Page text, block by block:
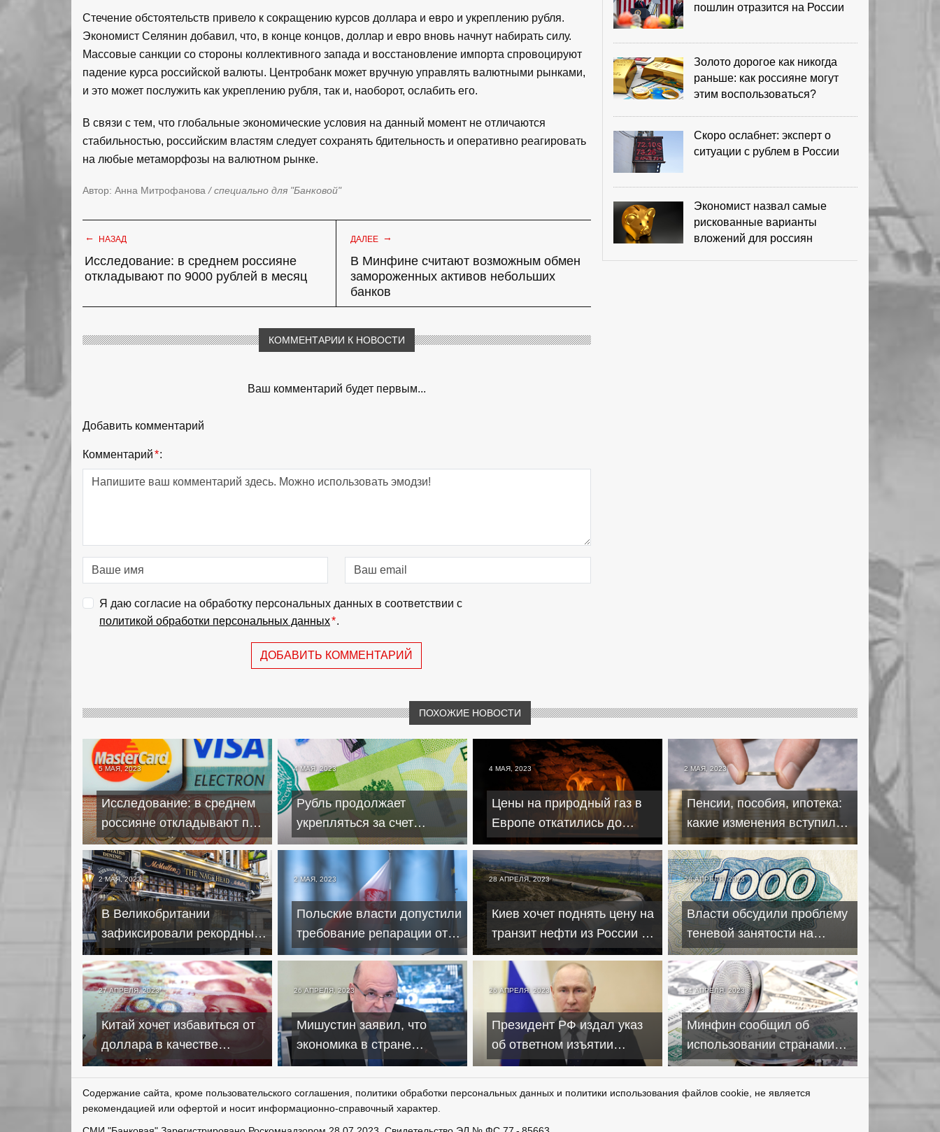
Стечение обстоятельств привело к сокращению курсов доллара и евро и укреплению рубля.
Экономист Селянин добавил, что, в конце концов, доллар и евро вновь начнут набирать силу.
Массовые санкции со стороны коллективного запада и восстановление импорта спровоцируют
падение курса российской валюты. Центробанк может вручную управлять валютными рынками,
и это может послужить как укреплению рубля, так и, наоборот, ослабить его.
В связи с тем, что глобальные экономические условия на данный момент не отличаются
стабильностью, российским властям следует сохранять бдительность и оперативно реагировать
на любые метаморфозы на валютном рынке.
Автор: Анна Митрофанова/ специально для "Банковой"
← НАЗАД
Исследование: в среднем россияне
откладывают по 9000 рублей в месяц
ДАЛЕЕ →
В Минфине считают возможным обмен
замороженных активов небольших
банков
КОММЕНТАРИИ К НОВОСТИ
Ваш комментарий будет первым...
Добавить комментарий
Комментарий*:
Я даю согласие на обработку персональных данных в соответствии с
политикой обработки персональных данных*.
ДОБАВИТЬ КОММЕНТАРИЙ
пошлин отразится на России
Золото дорогое как никогда
раньше: как россияне могут
этим воспользоваться?
Скоро ослабнет: эксперт о
ситуации с рублем в России
Экономист назвал самые
рискованные варианты
вложений для россиян
ПОХОЖИЕ НОВОСТИ
5 МАЯ, 2023
Исследование: в среднем
россияне откладывают по
9000 рублей в месяц
4 МАЯ, 2023
Рубль продолжает
укрепляться за счет
сокращения дисконта на
нефть
4 МАЯ, 2023
Цены на природный газ в
Европе откатились до
уровня июля 2021 года
2 МАЯ, 2023
Пенсии, пособия, ипотека:
какие изменения вступили
в силу с 1 мая
2 МАЯ, 2023
В Великобритании
зафиксировали рекордный
рост цен на
продовольствие
2 МАЯ, 2023
Польские власти допустили
требование репарации от
России
28 АПРЕЛЯ, 2023
Киев хочет поднять цену на
транзит нефти из России к
августу
28 АПРЕЛЯ, 2023
Власти обсудили проблему
теневой занятости на
территории России
27 АПРЕЛЯ, 2023
Китай хочет избавиться от
доллара в качестве
мировой валюты
26 АПРЕЛЯ, 2023
Мишустин заявил, что
экономика в стране
уверенно
26 АПРЕЛЯ, 2023
Президент РФ издал указ
об ответном изъятии
зарубежных активов
24 АПРЕЛЯ, 2023
Минфин сообщил об
использовании странами
опыта РФ по переходу на
Содержание сайта, кроме пользовательского соглашения, политики обработки персональных данных и политики использования файлов cookie, не является
рекомендацией или офертой и носит информационно-справочный характер.